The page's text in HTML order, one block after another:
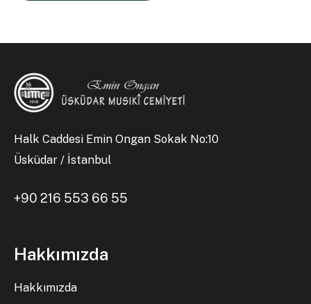
Halk Caddesi Emin Ongan Sokak No:10
Üsküdar / İstanbul
+90 216 553 66 55
Hakkımızda
Hakkımızda